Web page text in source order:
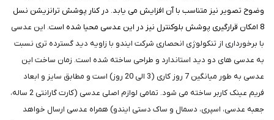
وضوح تصویر نیز متناسب با آن افزایش می یابد. در کنار پوشش ترانزیشن نسل
8 امکان قرارگیری پوشش بلوکنترل نیز در این عدسی محیا شده است
. این عدسی
با برخورداری از تنکولوژی انحصاری شرکت ایندو با زاویه دید گسترده تری نسبت
به عدسی های دو دید استاندارد و طراحی ساخته شده است. زمان ساخت این
عدسی به طور میانگین 7 روز کاری (3 الی 20 روز) است و مطابق سایز و ابعاد
فریم عینک کاربر ساخته می شود. تمامی لوازم اصلی عدسی (کارت گارانتی 2 ساله،
جعبه عدسی، اسپری، دسمال و ساک دستی ایندو) همراه عدسی ارسال خواهد